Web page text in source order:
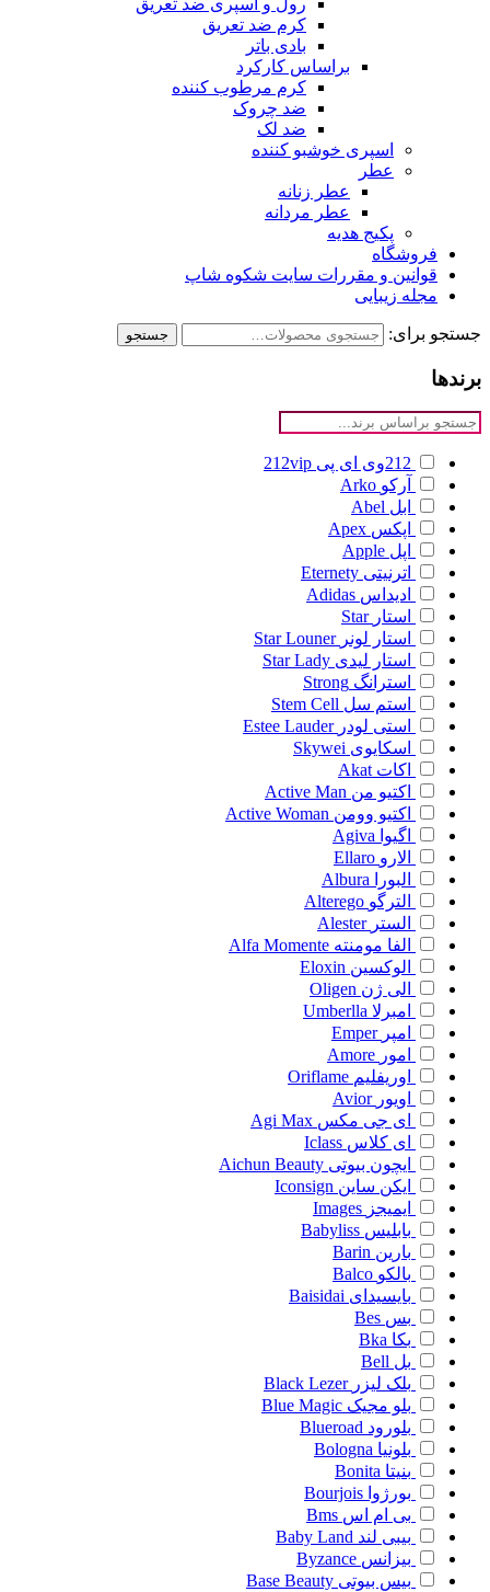
رول و اسپری ضد تعریق
کرم ضد تعریق
بادی باتر
براساس کارکرد
کرم مرطوب کننده
ضد چروک
ضد لک
اسپری خوشبو کننده
عطر
عطر زنانه
عطر مردانه
پکیج هدیه
فروشگاه
قوانین و مقررات سایت شکوه شاپ
مجله زیبایی
جستجو برای: جستجو
برندها
212وی ای پی
212vip
آرکو Arko
ابل Abel
اپکس Apex
اپل Apple
اترنیتی Eternety
ادیداس Adidas
استار Star
استار لونر Star Louner
استار لیدی Star Lady
استرانگ Strong
استم سل Stem Cell
استی لودر Estee Lauder
اسکایوی Skywei
اکات Akat
اکتیو من Active Man
اکتیو وومن Active Woman
اگیوا Agiva
الارو Ellaro
البورا
Albura
الترگو Alterego
الستر Alester
الفا مومنته Alfa Momente
الوکسین Eloxin
الی ژن Oligen
امبرلا Umberlla
امپر Emper
امور Amore
اوریفلیم Oriflame
اویور Avior
ای جی مکس Agi Max
ای کلاس Iclass
ایچون بیوتی Aichun Beauty
ایکن ساین Iconsign
ایمیجز Images
بابلیس Babyliss
بارین Barin
بالکو Balco
بایسیدای Baisidai
بس Bes
بکا Bka
بل Bell
بلک لیزر Black Lezer
بلو مجیک Blue Magic
بلورود Blueroad
بلونیا Bologna
بنیتا Bonita
بورژوا Bourjois
بی ام اس Bms
بیبی لند Baby Land
بیزانس Byzance
بیس بیوتی Base Beauty